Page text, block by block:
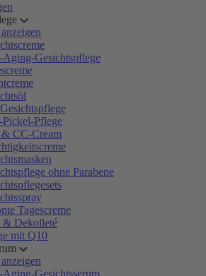
Gesichtspflege
Pflege
CC-Cream
ohne Parabene
Tagescreme
& Dekolleté
mit Q10
Gesichtsserum